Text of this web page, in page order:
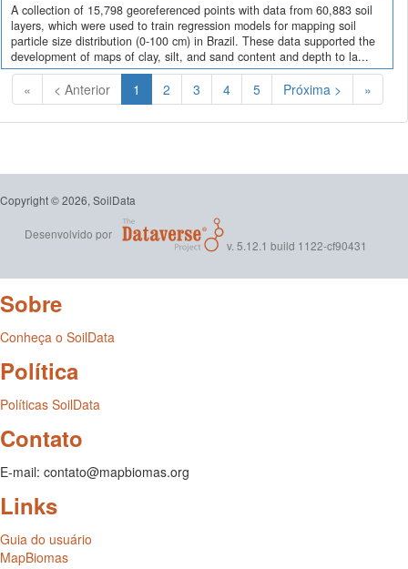
A collection of 15,798 georeferenced points with data from 60,883 soil
layers, which were used to train regression models for mapping soil
particle size distribution (0-100 cm) in Brazil. These data supported the
development of maps of clay, silt, and sand content and depth to la...
« < Anterior 1 (Atual)
2 3 4 5 Próxima > »
Copyright © 2026, SoilData
Desenvolvido por
v. 5.12.1 build 1122-cf90431
Sobre
Conheça o SoilData
Política
Políticas SoilData
Contato
E-mail: contato@mapbiomas.org
Links
Guia do usuário
MapBiomas